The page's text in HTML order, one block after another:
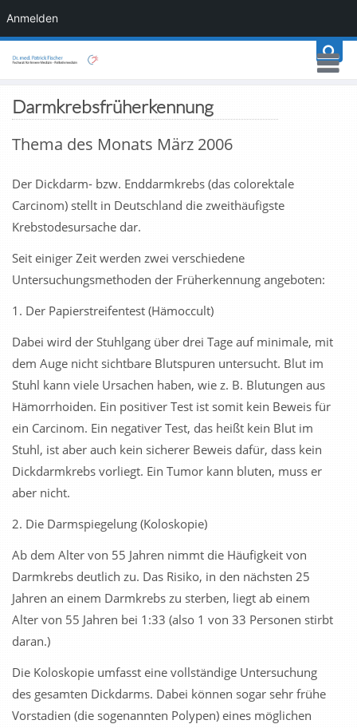
Anmelden
Darmkrebsfrüherkennung
Thema des Monats März 2006
Der Dickdarm- bzw. Enddarmkrebs (das colorektale
Carcinom) stellt in Deutschland die zweithäufigste
Krebstodesursache dar.
Seit einiger Zeit werden zwei verschiedene
Untersuchungsmethoden der Früherkennung angeboten:
1. Der Papierstreifentest (Hämoccult)
Dabei wird der Stuhlgang über drei Tage auf minimale, mit
dem Auge nicht sichtbare Blutspuren untersucht. Blut im
Stuhl kann viele Ursachen haben, wie z. B. Blutungen aus
Hämorrhoiden. Ein positiver Test ist somit kein Beweis für
ein Carcinom. Ein negativer Test, das heißt kein Blut im
Stuhl, ist aber auch kein sicherer Beweis dafür, dass kein
Dickdarmkrebs vorliegt. Ein Tumor kann bluten, muss er
aber nicht.
2. Die Darmspiegelung (Koloskopie)
Ab dem Alter von 55 Jahren nimmt die Häufigkeit von
Darmkrebs deutlich zu. Das Risiko, in den nächsten 25
Jahren an einem Darmkrebs zu sterben, liegt ab einem
Alter von 55 Jahren bei 1:33 (also 1 von 33 Personen stirbt
daran.)
Die Koloskopie umfasst eine vollständige Untersuchung
des gesamten Dickdarms. Dabei können sogar sehr frühe
Vorstadien (die sogenannten Polypen) eines möglichen